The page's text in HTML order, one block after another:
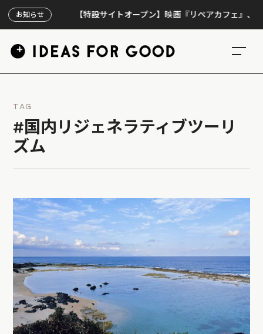
お知らせ【特設サイトオープン】映画『リペアカフェ』、上映300回
TAG
#国内リジェネラティブツーリ
ズム